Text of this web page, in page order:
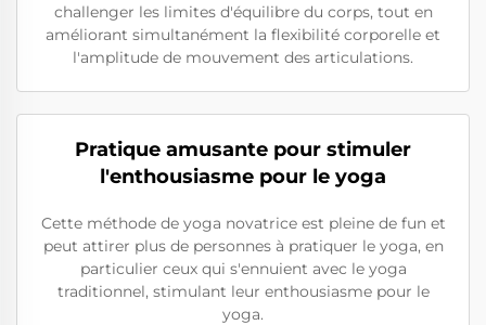
challenger les limites d'équilibre du corps, tout en
améliorant simultanément la flexibilité corporelle et
l'amplitude de mouvement des articulations.
Pratique amusante pour stimuler
l'enthousiasme pour le yoga
Cette méthode de yoga novatrice est pleine de fun et
peut attirer plus de personnes à pratiquer le yoga, en
particulier ceux qui s'ennuient avec le yoga
traditionnel, stimulant leur enthousiasme pour le
yoga.